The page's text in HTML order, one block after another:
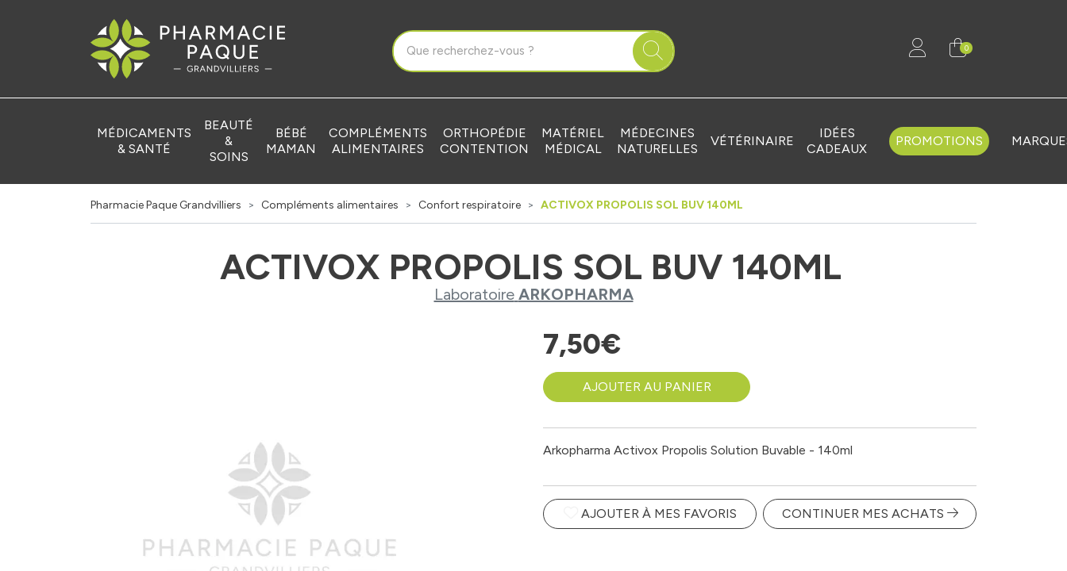
Pharmacie Paque Grandvilliers Votre pharmacie en ligne à votre service
0
MÉDICAMENTS
& SANTÉ
BEAUTÉ
&
SOINS
BÉBÉ
MAMAN
COMPLÉMENTS
ALIMENTAIRES
ORTHOPÉDIE
CONTENTION
MATÉRIEL
MÉDICAL
MÉDECINES
NATURELLES
VÉTÉRINAIRE
IDÉES
CADEAUX
PROMOTIONS
Pharmacie Paque Grandvilliers Compléments alimentaires Confort respiratoire ACTIVOX PROPOLIS SOL BUV 140ML
ACTIVOX PROPOLIS SOL BUV 140ML
Laboratoire ARKOPHARMA
7,50€
AJOUTER AU PANIER
Arkopharma Activox Propolis Solution Buvable - 140ml
AJOUTER À MES FAVORIS CONTINUER MES ACHATS